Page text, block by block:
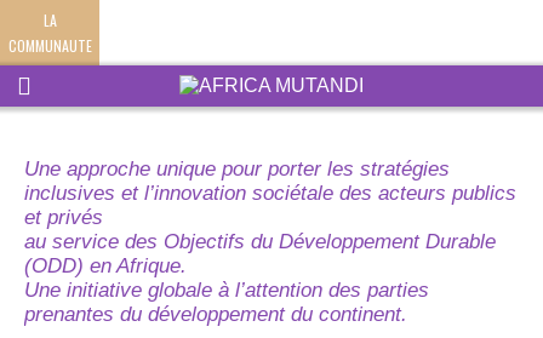
LA
COMMUNAUTE
Une approche unique pour porter les stratégies
inclusives et l’innovation sociétale des acteurs publics
et privés
au service des Objectifs du Développement Durable
(ODD) en Afrique.
Une initiative globale à l’attention des parties
prenantes du développement du continent.